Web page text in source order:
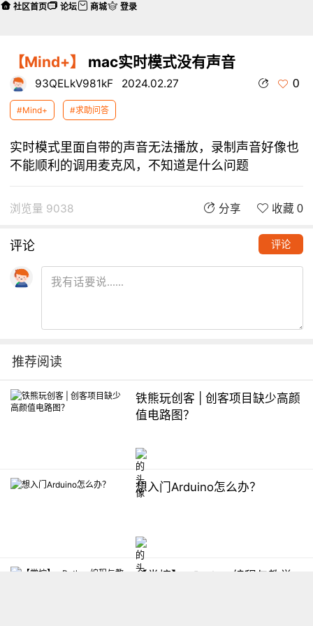
【Mind+】 mac实时模式没有声音
93QELkV981kF 2024.02.27 0
#Mind+ #求助问答
实时模式里面自带的声音无法播放，录制声音好像也
不能顺利的调用麦克风，不知道是什么问题
浏览量 9038 分享 收藏 0
评论 评论
推荐阅读
铁熊玩创客 | 创客项目缺少高颜
值电路图？
想入门Arduino怎么办？
【掌控】mPython编程与教学
社区首页 论坛 商城 登录